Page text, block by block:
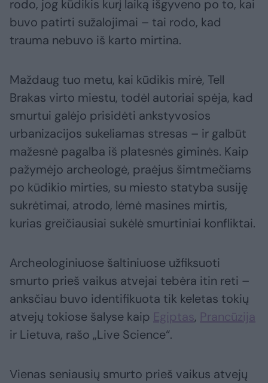
rodo, jog kūdikis kurį laiką išgyveno po to, kai
buvo patirti sužalojimai – tai rodo, kad
trauma nebuvo iš karto mirtina.
Maždaug tuo metu, kai kūdikis mirė, Tell
Brakas virto miestu, todėl autoriai spėja, kad
smurtui galėjo prisidėti ankstyvosios
urbanizacijos sukeliamas stresas – ir galbūt
mažesnė pagalba iš platesnės giminės. Kaip
pažymėjo archeologė, praėjus šimtmečiams
po kūdikio mirties, su miesto statyba susiję
sukrėtimai, atrodo, lėmė masines mirtis,
kurias greičiausiai sukėlė smurtiniai konfliktai.
Archeologiniuose šaltiniuose užfiksuoti
smurto prieš vaikus atvejai tebėra itin reti –
anksčiau buvo identifikuota tik keletas tokių
atvejų tokiose šalyse kaip Egiptas, Prancūzija
ir Lietuva, rašo „Live Science“.
Vienas seniausių smurto prieš vaikus atvejų